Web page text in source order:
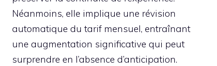
Néanmoins, elle implique une révision
automatique du tarif mensuel, entraînant
une augmentation significative qui peut
surprendre en l’absence d’anticipation.